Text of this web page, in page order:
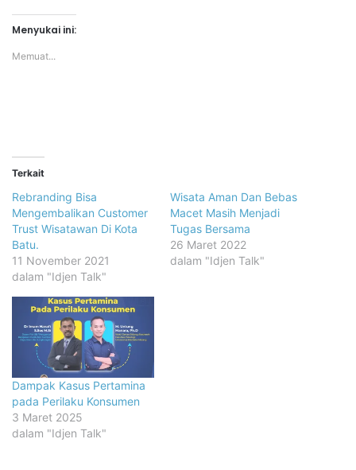
Menyukai ini:
Memuat...
Terkait
Rebranding Bisa
Mengembalikan Customer
Trust Wisatawan Di Kota
Batu.
11 November 2021
dalam "Idjen Talk"
Wisata Aman Dan Bebas
Macet Masih Menjadi
Tugas Bersama
26 Maret 2022
dalam "Idjen Talk"
Dampak Kasus Pertamina
pada Perilaku Konsumen
3 Maret 2025
dalam "Idjen Talk"